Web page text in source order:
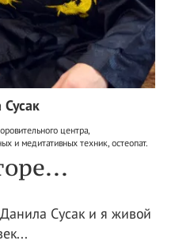
центра,
и медитативных техник, остеопат.
Сусак и я живой